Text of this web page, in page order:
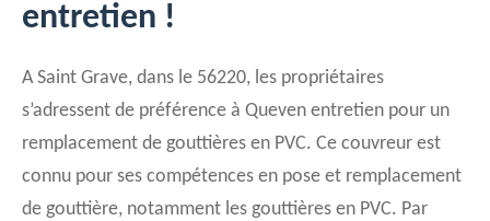
entretien !
A Saint Grave, dans le 56220, les propriétaires
s’adressent de préférence à Queven entretien pour un
remplacement de gouttières en PVC. Ce couvreur est
connu pour ses compétences en pose et remplacement
de gouttière, notamment les gouttières en PVC. Par